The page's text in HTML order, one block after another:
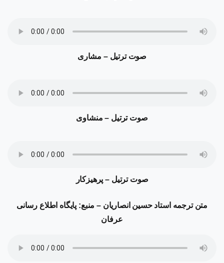
صوت ترتیل – مشاری
صوت ترتیل – منشاوی
صوت ترتیل – پرهیزکار
متن ترجمه استاد حسین انصاریان – منبع: پایگاه اطلاع رسانی
عرفان